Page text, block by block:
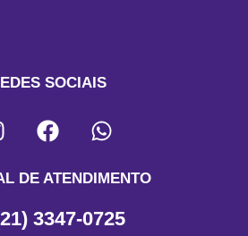
SOCIAIS
DE ATENDIMENTO
3347-0725